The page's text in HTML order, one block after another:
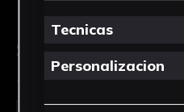
Solicitud de Servicio
Tipo de solicitud *
Tecnicas
Personalizacion